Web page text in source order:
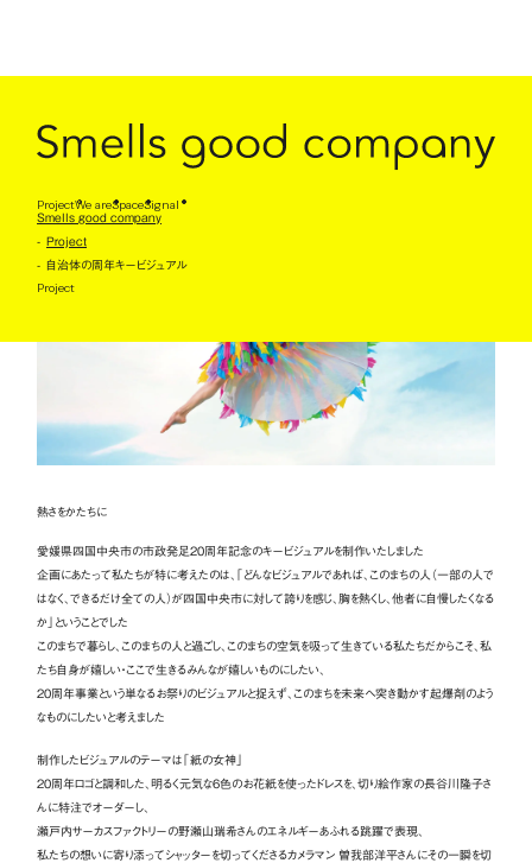
ProjectWe areSpaceSignal
Smells good company
Project
自治体の周年キービジュアル
Project
熱さをかたちに
愛媛県四国中央市の市政発足20周年記念のキービジュアルを制作いたしました
企画にあたって私たちが特に考えたのは、「どんなビジュアルであれば、このまちの人（一部の人で
はなく、できるだけ全ての人）が四国中央市に対して誇りを感じ、胸を熱くし、他者に自慢したくなる
か」ということでした
このまちで暮らし、このまちの人と過ごし、このまちの空気を吸って生きている私たちだからこそ、私
たち自身が嬉しい・ここで生きるみんなが嬉しいものにしたい、
20周年事業という単なるお祭りのビジュアルと捉えず、このまちを未来へ突き動かす起爆剤のよう
なものにしたいと考えました
制作したビジュアルのテーマは「紙の女神」
20周年ロゴと調和した、明るく元気な6色のお花紙を使ったドレスを、切り絵作家の長谷川隆子さ
んに特注でオーダーし、
瀬戸内サーカスファクトリーの野瀬山瑞希さんのエネルギーあふれる跳躍で表現、
私たちの想いに寄り添ってシャッターを切ってくださるカメラマン 曽我部洋平さんにその一瞬を切